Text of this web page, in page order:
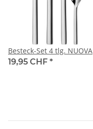
Besteck-Set 4 tlg. NUOVA
19,95 CHF *